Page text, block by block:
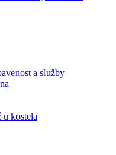
a služby
kostela